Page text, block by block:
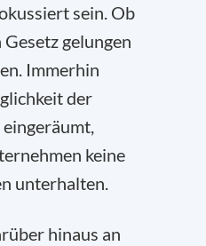
sein. Ob
gelungen
Immerhin
der
keine
unterhalten.
hinaus an